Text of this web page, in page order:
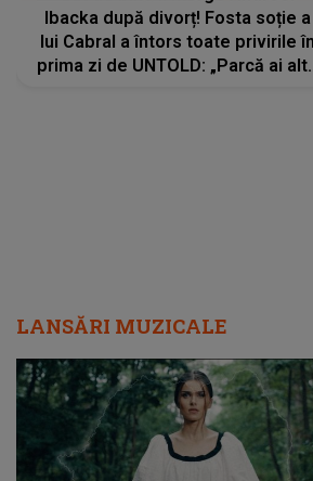
Ibacka după divorț! Fosta soție a
lui Cabral a întors toate privirile în
prima zi de UNTOLD: „Parcă ai
LANSĂRI MUZICALE